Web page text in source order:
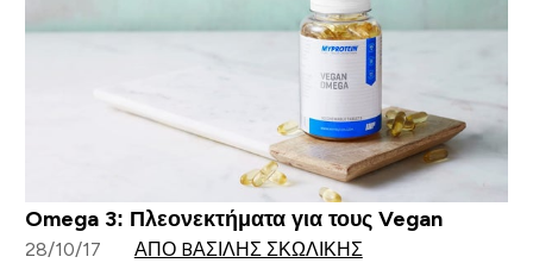
Omega 3: Πλεονεκτήματα για τους Vegan
28/10/17 ΑΠΌ BΑΣΊΛΗΣ ΣΚΩΛΊΚΗΣ